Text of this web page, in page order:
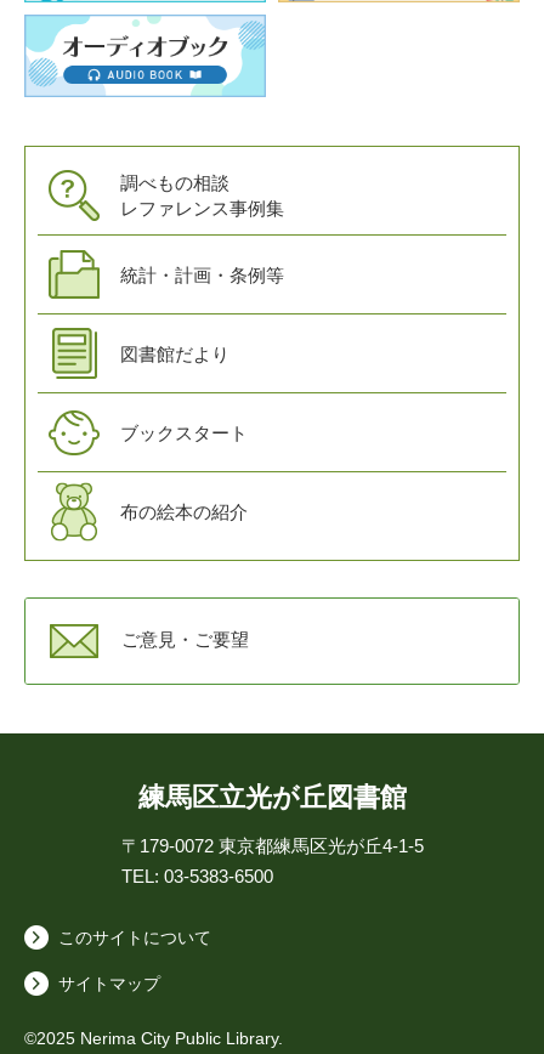
調べもの相談
レファレンス事例集
統計・計画・条例等
図書館だより
ブックスタート
布の絵本の紹介
ご意見・ご要望
練馬区立光が丘図書館
〒179-0072 東京都練馬区光が丘4-1-5
TEL: 03-5383-6500
このサイトについて
サイトマップ
©2025 Nerima City Public Library.